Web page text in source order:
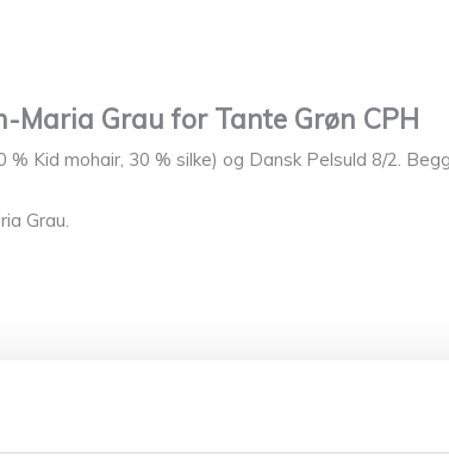
Maria Grau for Tante Grøn CPH
% Kid mohair, 30 % silke) og Dansk Pelsuld 8/2.
Grau.